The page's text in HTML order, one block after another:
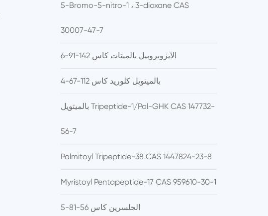
5-Bromo-5-nitro-1 ، 3-dioxane CAS
30007-47-7
الآيزوبروبيل بالميتات كاس 142-91-6
بالميتويل كلوريد كاس 112-67-4
بالميتويل Tripeptide-1/Pal-GHK CAS 147732-
56-7
Palmitoyl Tripeptide-38 CAS 1447824-23-8
Myristoyl Pentapeptide-17 CAS 959610-30-1
الجلسرين كاس 56-81-5